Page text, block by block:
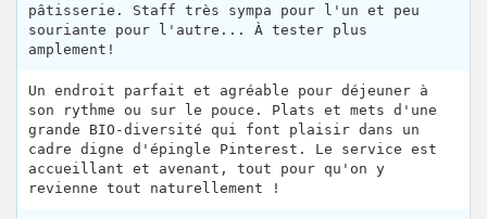
pâtisserie. Staff très sympa pour l'un et peu
souriante pour l'autre... À tester plus
amplement!
Un endroit parfait et agréable pour déjeuner à
son rythme ou sur le pouce. Plats et mets d'une
grande BIO-diversité qui font plaisir dans un
cadre digne d'épingle Pinterest. Le service est
accueillant et avenant, tout pour qu'on y
revienne tout naturellement !